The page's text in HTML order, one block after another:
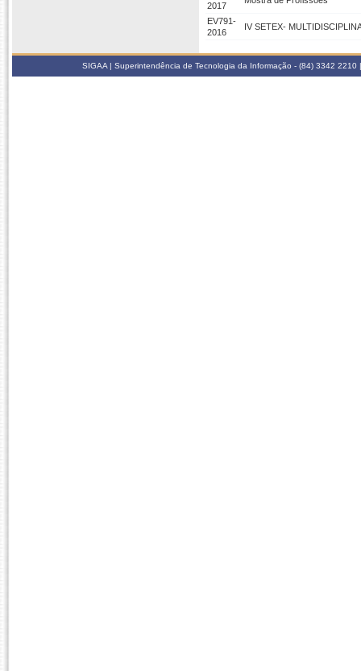
2017
EV791-
2016
IV SETEX-
SIGAA | Superintendência de Tecnologia da Informação - (84) 3342